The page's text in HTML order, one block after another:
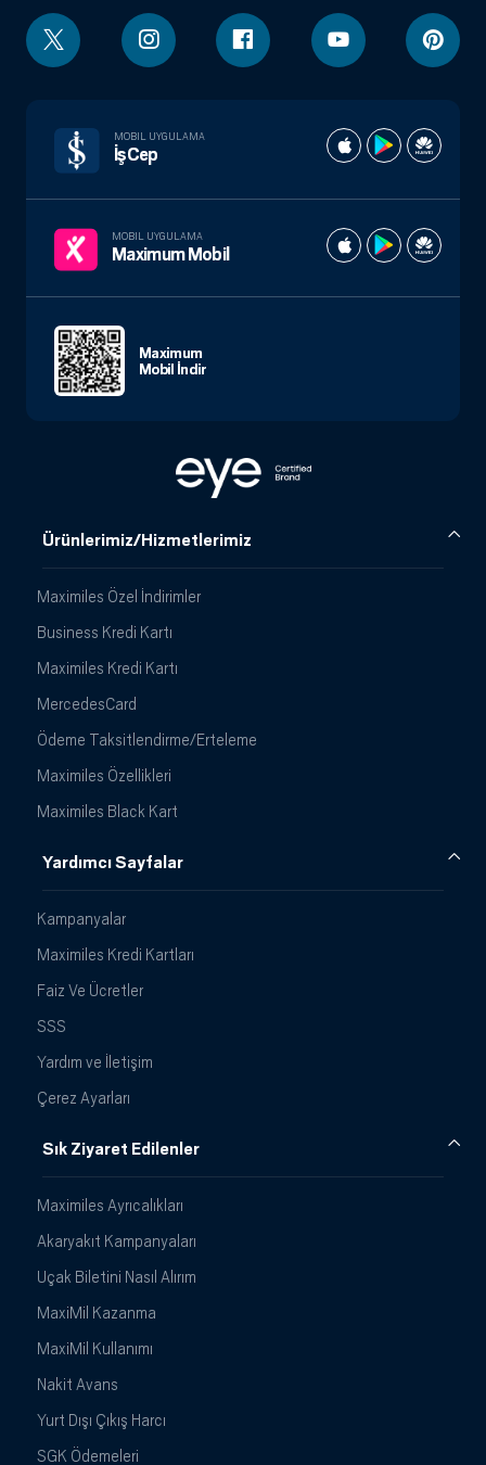
Ürünlerimiz/Hizmetlerimiz
Maximiles Özel İndirimler
Business Kredi Kartı
Maximiles Kredi Kartı
MercedesCard
Ödeme Taksitlendirme/Erteleme
Maximiles Özellikleri
Maximiles Black Kart
Yardımcı Sayfalar
Kampanyalar
Maximiles Kredi Kartları
Faiz Ve Ücretler
SSS
Yardım ve İletişim
Çerez Ayarları
Sık Ziyaret Edilenler
Maximiles Ayrıcalıkları
Akaryakıt Kampanyaları
Uçak Biletini Nasıl Alırım
MaxiMil Kazanma
MaxiMil Kullanımı
Nakit Avans
Yurt Dışı Çıkış Harcı
SGK Ödemeleri
MOBIL UYGULAMA
İşCep
MOBIL UYGULAMA
Maximum Mobil
Maximum
Mobil İndir